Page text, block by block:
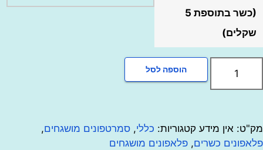
(כשר בתוספת 5
הוספה לסל
אין מידע קטגוריות:כללי ,סמרטפונים מושגחים,
כשרים,פלאפונים מושגחים